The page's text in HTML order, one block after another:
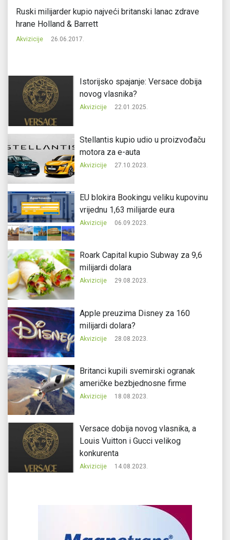
Ruski milijarder kupio najveći britanski lanac zdrave
hrane Holland & Barrett
Akvizicije 26.06.2017.
Istorijsko spajanje: Versace dobija
novog vlasnika?
Akvizicije 22.01.2025.
Stellantis kupio udio u proizvođaču
motora za e-auta
Akvizicije 27.10.2023.
EU blokira Bookingu veliku kupovinu
vrijednu 1,63 milijarde eura
Akvizicije 06.09.2023.
Roark Capital kupio Subway za 9,6
milijardi dolara
Akvizicije 29.08.2023.
Apple preuzima Disney za 160
milijardi dolara?
Akvizicije 28.08.2023.
Britanci kupili svemirski ogranak
američke bezbjednosne firme
Akvizicije 18.08.2023.
Versace dobija novog vlasnika, a
Louis Vuitton i Gucci velikog
konkurenta
Akvizicije 14.08.2023.